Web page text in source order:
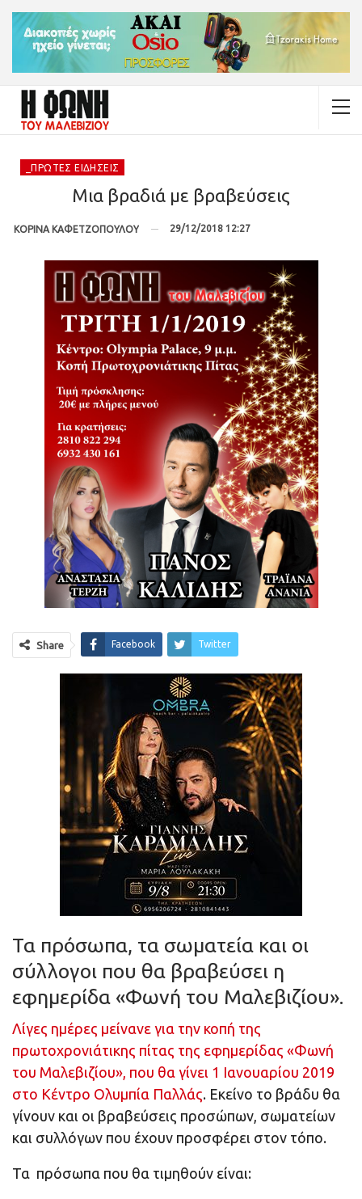
_ΠΡΏΤΕΣ ΕΙΔΉΣΕΙΣ
Μια βραδιά με βραβεύσεις
ΚΟΡΙΝΑ ΚΑΦΕΤΖΟΠΟΥΛΟΥ 29/12/2018 12:27
Share Facebook Twitter
Τα πρόσωπα, τα σωματεία και οι
σύλλογοι που θα βραβεύσει η
εφημερίδα «Φωνή του Μαλεβιζίου».
Λίγες ημέρες μείνανε για την κοπή της
πρωτοχρονιάτικης πίτας της εφημερίδας «Φωνή
του Μαλεβιζίου», που θα γίνει 1 Ιανουαρίου 2019
στο Κέντρο Ολυμπία Παλλάς. Εκείνο το βράδυ θα
γίνουν και οι βραβεύσεις προσώπων, σωματείων
και συλλόγων που έχουν προσφέρει στον τόπο.
Τα πρόσωπα που θα τιμηθούν είναι: